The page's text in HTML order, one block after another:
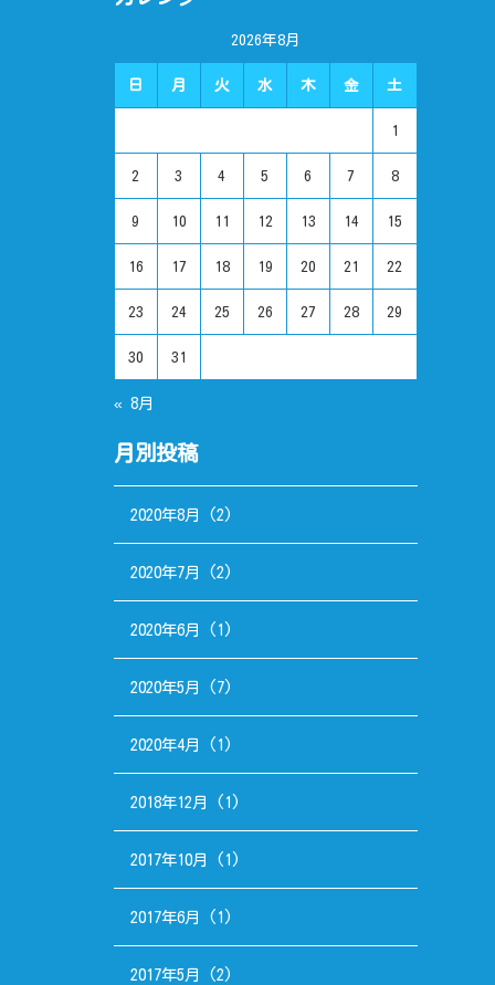
2026年8月
日 月 火 水 木 金 土
1
2 3 4 5 6 7 8
9 10 11 12 13 14 15
16 17 18 19 20 21 22
23 24 25 26 27 28 29
30 31
« 8月
月別投稿
2020年8月 (2)
2020年7月 (2)
2020年6月 (1)
2020年5月 (7)
2020年4月 (1)
2018年12月 (1)
2017年10月 (1)
2017年6月 (1)
2017年5月 (2)